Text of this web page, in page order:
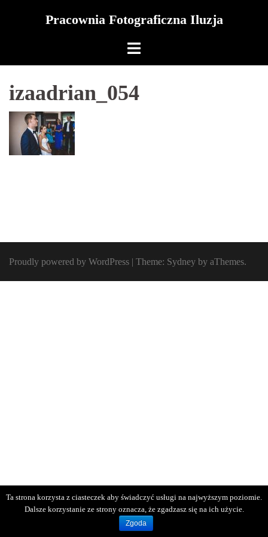
Pracownia Fotograficzna Iluzja
izaadrian_054
Proudly powered by WordPress | Theme: Sydney by aThemes.
Ta strona korzysta z ciasteczek aby świadczyć usługi na najwyższym poziomie.
Dalsze korzystanie ze strony oznacza, że zgadzasz się na ich użycie.
Zgoda